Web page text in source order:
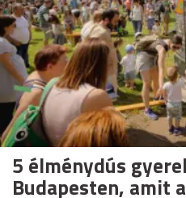
5 élménydús
Budapesten, amit